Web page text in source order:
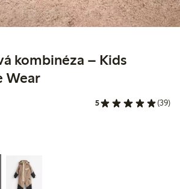
kombinéza – Kids
Wear
Kč 5 (39)